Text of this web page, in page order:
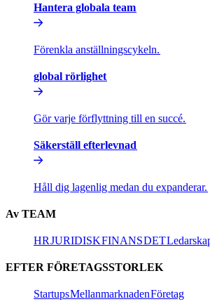
Hantera globala team​​
Förenkla anställningscykeln.​​
global rörlighet​​
Gör varje förflyttning till en succé.​​
Säkerställ efterlevnad​​
Håll dig lagenlig medan du expanderar.​​
Av TEAM​​
HR​​JURIDISK​​FINANS​​DET​​
EFTER FÖRETAGSSTORLEK​​
Startups​​Mellanmarknaden​​Företag​​